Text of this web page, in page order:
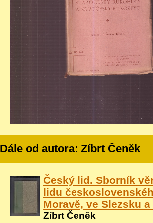
Dále od autora: Zíbrt Čeněk
Český lid. Sborník
lidu
Moravě, ve Slezsku
Zíbrt Čeněk